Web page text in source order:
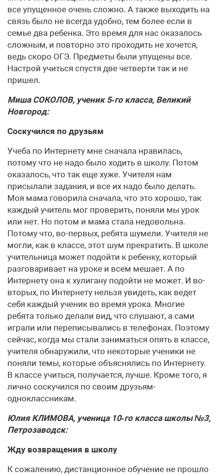
все упущенное очень сложно. А также выходить на
связь было не всегда удобно, тем более если в
семье два ребенка. Это время для нас оказалось
сложным, и повторно это проходить не хочется,
ведь скоро ОГЭ. Предметы были упущены все.
Настрой учиться спустя две четверти так и не
пришел.
Миша СОКОЛОВ, ученик 5‑го класса, Великий
Новгород:
Соскучился по друзьям
Учеба по Интернету мне сначала нравилась,
потому что не надо было ходить в школу. Потом
оказалось, что так еще хуже. Учителя нам
присылали задания, и все их надо было делать.
Моя мама говорила сначала, что это хорошо, так
каждый учитель мог проверить, поняли мы урок
или нет. Но потом и мама стала недовольна.
Потому что, во-первых, ребята шумели. Учителя не
могли, как в классе, этот шум прекратить. В школе
учительница может подойти к ребенку, который
разговаривает на уроке и всем мешает. А по
Интернету она к хулигану подойти не может. И во-
вторых, по Интернету нельзя увидеть, как ведет
себя каждый ученик во время урока. Многие
ребята только делали вид, что слушают, а сами
играли или переписывались в телефонах. Поэтому
сейчас, когда мы стали заниматься опять в классе,
учителя обнаружили, что некоторые ученики не
поняли темы, которые объяснялись по Интернету.
В классе учиться, получается, лучше. Кроме того, я
лично соскучился по своим друзьям-
одноклассникам.
Юлия КЛИМОВА, ученица 10‑го класса школы №3,
Петрозаводск:
Жду возвращения в школу
К сожалению, дистанционное обучение не прошло